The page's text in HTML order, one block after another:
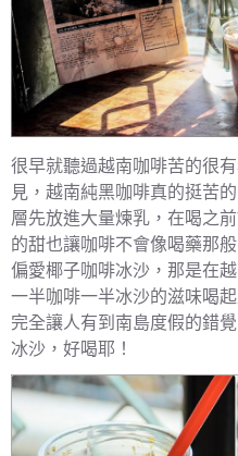
很早就聽過越南咖啡苦的很
見，越南純黑咖啡真的挺苦
層先放進大量煉乳，在喝之
的甜也讓咖啡不會像喝藥那
偏愛椰子咖啡冰沙，那是在
一半咖啡一半冰沙的滋味喝
完全讓人有到南島度假的錯
冰沙，好喝耶！